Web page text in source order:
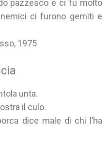
pazzesco e ci fu molto
ci furono gemiti e
1975
unta.
il culo.
dice male di chi l’ha